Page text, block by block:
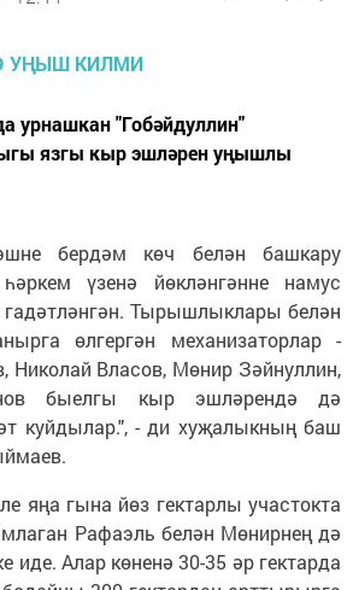
урнашкан "Гобәйдуллин"
язгы кыр эшләрен уңышлы
бердәм көч белән башкару
үзенә йөкләнгәнне намус
Тырышлыклары белән
өлгергән механизаторлар -
Николай Власов, Мөнир Зәйнуллин,
быелгы кыр эшләрендә дә
куйдылар.", - ди хуҗалыкның баш
яңа гына йөз гектарлы участокта
Рафаэль белән Мөнирнең дә
иде. Алар көненә 30-35 әр гектарда